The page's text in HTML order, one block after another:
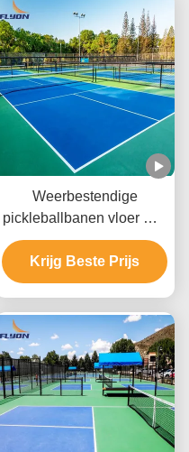
Weerbestendige
pickleballbanen vloer met
alle weersduur
Krijg Beste Prijs